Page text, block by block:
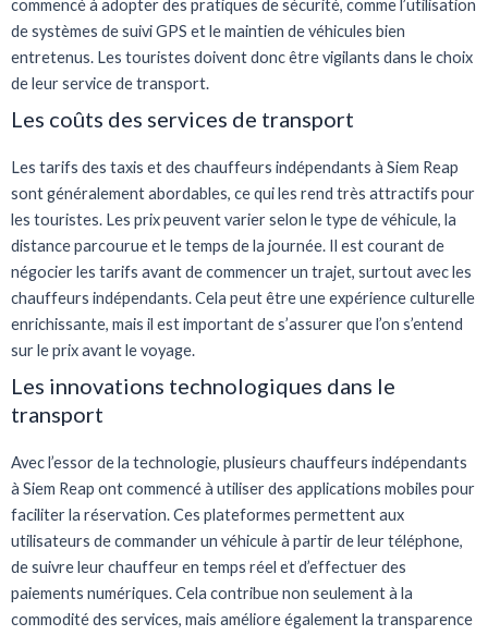
commencé à adopter des pratiques de sécurité, comme l’utilisation
de systèmes de suivi GPS et le maintien de véhicules bien
entretenus. Les touristes doivent donc être vigilants dans le choix
de leur service de transport.
Les coûts des services de transport
Les tarifs des taxis et des chauffeurs indépendants à Siem Reap
sont généralement abordables, ce qui les rend très attractifs pour
les touristes. Les prix peuvent varier selon le type de véhicule, la
distance parcourue et le temps de la journée. Il est courant de
négocier les tarifs avant de commencer un trajet, surtout avec les
chauffeurs indépendants. Cela peut être une expérience culturelle
enrichissante, mais il est important de s’assurer que l’on s’entend
sur le prix avant le voyage.
Les innovations technologiques dans le
transport
Avec l’essor de la technologie, plusieurs chauffeurs indépendants
à Siem Reap ont commencé à utiliser des applications mobiles pour
faciliter la réservation. Ces plateformes permettent aux
utilisateurs de commander un véhicule à partir de leur téléphone,
de suivre leur chauffeur en temps réel et d’effectuer des
paiements numériques. Cela contribue non seulement à la
commodité des services, mais améliore également la transparence